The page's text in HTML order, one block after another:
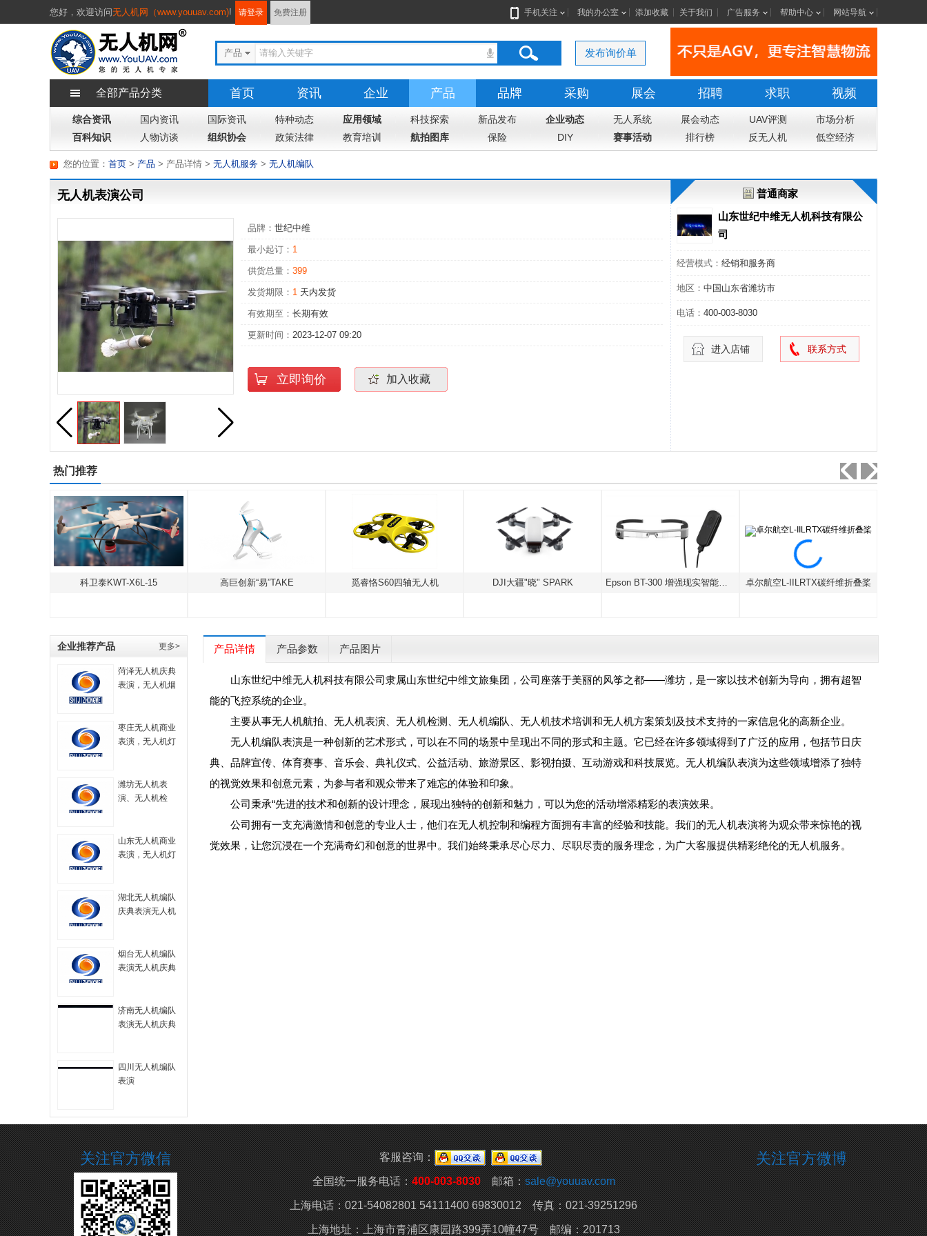
您好， 欢迎访问无人机网（www.youuav.com)! 请登录 免费注册 手机关注 我的办公室 添加收藏 关于我们 广告服务 帮助中心 网站导航
产品 发布询价单
全部产品分类 首页 资讯 企业 产品 品牌 采购 展会 招聘 求职
视频
专题
杂志 地图
综合资讯 国内资讯 国际资讯 特种动态 应用领域 科技探索 新品发布 企业动态 无人系统 展会动态 UAV评测
市场分析
百科知识
人物访谈 组织协会 政策法律 教育培训 航拍图库 保险 DIY 赛事活动 排行榜 反无人机 低空经济
您的位置： 首页 > 产品 > 无人机服务 > 无人机编队
> 产品详情
无人机表演公司
品牌： 世纪中维
最小起订： 1
供货总量： 399
发货期限： 1 天内发货
有效期至： 长期有效
更新时间： 2023-12-07 09:20
立即询价 加入收藏
普通商家
山东世纪中维无人机科技有限公
司
经营模式： 经销和服务商
地区： 中国山东省潍坊市
电话： 400-003-8030
进入店铺 联系方式
热门推荐
科卫泰KWT-X6L-15 高巨创新“易”TAKE 觅睿恪S60四轴无人机 DJI大疆"晓" SPARK Epson BT-300 增强现实智能眼镜 卓尔航空L-IILRTX碳纤维折叠桨
企业推荐产品 更多>
菏泽无人机庆典
表演，无人机烟
拍无人机，无人
机技术，无人机
枣庄无人机商业
表演，无人机灯
飞行表演，
潍坊无人机表
演、无人机检
山东无人机商业
表演，无人机灯
飞行表演，
湖北无人机编队
庆典表演无人机
烟台无人机编队
表演无人机庆典
济南无人机编队
表演无人机庆典
四川无人机编队
表演
产品详情 产品参数 产品图片
山东世纪中维无人机科技有限公司隶属山东世纪中维文旅集团，公司座落于美丽的风筝之都——潍坊，是一家以技术创新为导向，拥有超智
能的飞控系统的企业。
主要从事无人机航拍、无人机表演、无人机检测、无人机编队、无人机技术培训和无人机方案策划及技术支持的一家信息化的高新企业。
无人机编队表演是一种创新的艺术形式，可以在不同的场景中呈现出不同的形式和主题。它已经在许多领域得到了广泛的应用，包括节日庆
典、品牌宣传、体育赛事、音乐会、典礼仪式、公益活动、旅游景区、影视拍摄、互动游戏和科技展览。无人机编队表演为这些领域增添了独特
的视觉效果和创意元素，为参与者和观众带来了难忘的体验和印象。
公司秉承“先进的技术和创新的设计理念，展现出独特的创新和魅力，可以为您的活动增添精彩的表演效果。
公司拥有一支充满激情和创意的专业人士，他们在无人机控制和编程方面拥有丰富的经验和技能。我们的无人机表演将为观众带来惊艳的视
觉效果，让您沉浸在一个充满奇幻和创意的世界中。我们始终秉承尽心尽力、尽职尽责的服务理念，为广大客服提供精彩绝伦的无人机服务。
客服咨询：
全国统一服务电话：400-003-8030邮箱：sale@youuav.com
上海电话：021-54082801 54111400 69830012 传真：021-39251296
上海地址：上海市青浦区康园路399弄10幢47号 邮编：201713
关注官方微信 关注官方微博